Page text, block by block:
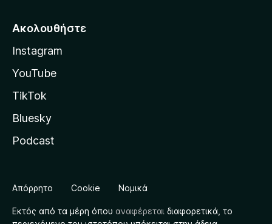
Ακολουθήστε
Instagram
YouTube
TikTok
Bluesky
Podcast
Απόρρητο Cookie Νομικά
Εκτός από τα μέρη όπου αναφέρεται διαφορετικά, το